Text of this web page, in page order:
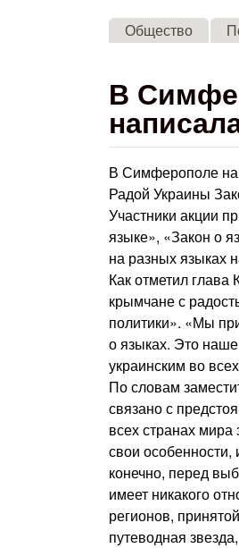
Общество
В
В Симферополе
Радой Украины
Участники акции
языке», «Закон о
на разных языках
Как отметил
крымчане с
политики». «Мы
о языках. Это
украинским во
По словам
связано с
всех странах
свои
конечно, перед
имеет никакого
регионов,
путеводная